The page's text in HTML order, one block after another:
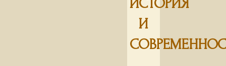
ИСТОРИЯ
И